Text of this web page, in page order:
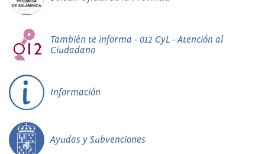
También te informa - 012 CyL - Atención al
Ciudadano
Información
Ayudas y Subvenciones